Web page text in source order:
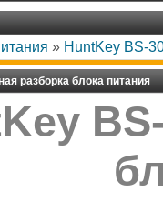
» HuntKey BS-
разборка блока питания